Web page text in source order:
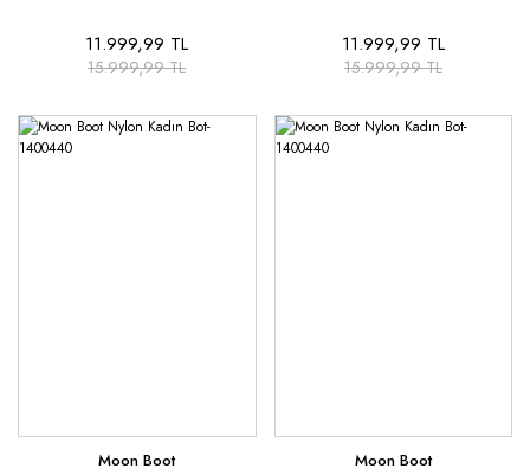
11.999,99 TL
15.999,99 TL
11.999,99 TL
15.999,99 TL
Moon Boot
Moon Boot